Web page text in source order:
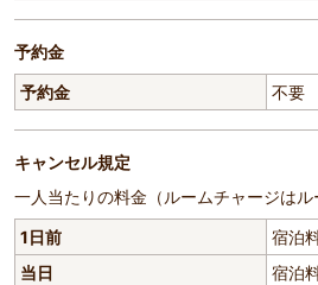
予約金
予約金
不要
キャンセル規定
一人当たりの料金（ルームチャージはル
1日前
宿泊
当日
宿泊